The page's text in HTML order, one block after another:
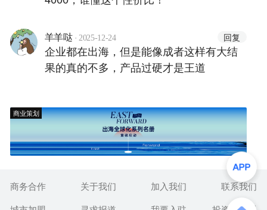
羊羊哒 · 2025-12-24 回复
企业都在出海，但是能像成者这样有大结
果的真的不多，产品过硬才是王道
商业策划
商务合作 关于我们 加入我们
联系我们